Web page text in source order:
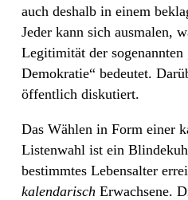
auch deshalb in einem
Jeder kann sich ausmalen,
Legitimität der sogenannten
Demokratie“ bedeutet.
öffentlich diskutiert.
Das Wählen in Form einer
Listenwahl ist ein
bestimmtes Lebensalter
kalendarisch Erwachsene.